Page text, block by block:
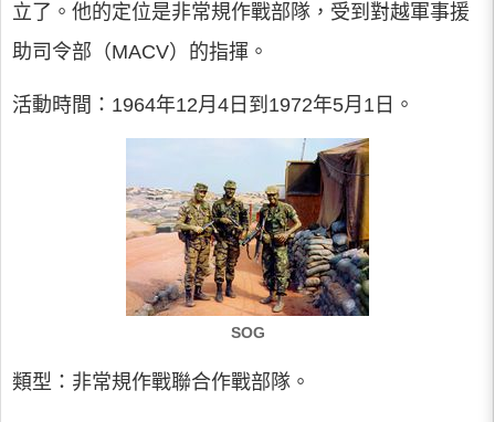
立了。他的定位是非常規作戰部隊，受到對越軍事援
助司令部（MACV）的指揮。
活動時間：1964年12月4日到1972年5月1日。
SOG
類型：非常規作戰聯合作戰部隊。